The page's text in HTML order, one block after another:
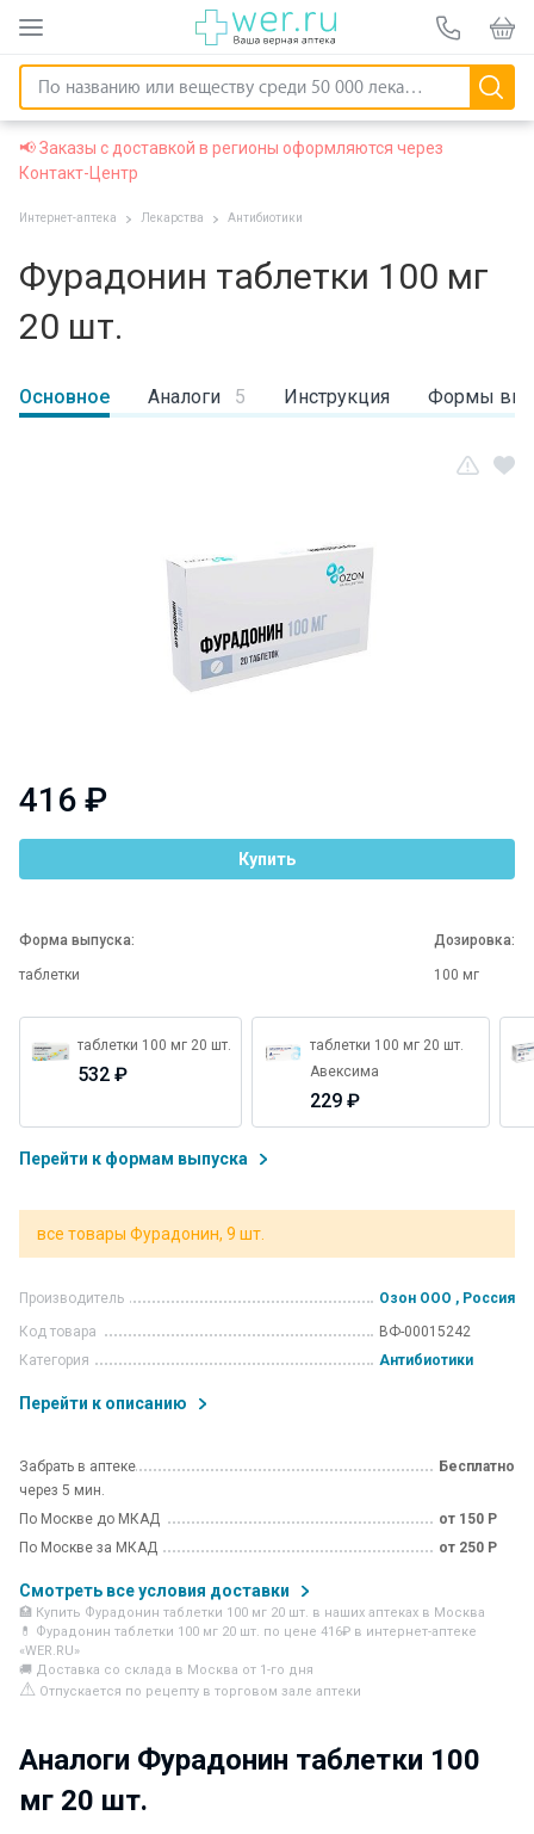
📢 Заказы с доставкой в регионы оформляются через
Контакт-Центр
Интернет-аптека Лекарства Антибиотики
Фурадонин таблетки 100 мг
20 шт.
Основное Аналоги 5 Инструкция Формы
416 ₽
Купить
Форма выпуска:
таблетки
Дозировка:
100 мг
таблетки 100 мг 20 шт.
532 ₽
таблетки 100 мг 20 шт.
Авексима
229 ₽
Перейти к формам выпуска
все товары Фурадонин, 9 шт.
Производитель
Озон ООО , Россия
Код товара
ВФ-00015242
Категория
Антибиотики
Перейти к описанию
Забрать в аптеке
через 5 мин.
Бесплатно
По Москве до МКАД
от 150 Р
По Москве за МКАД
от 250 Р
Смотреть все условия доставки
🏥 Купить Фурадонин таблетки 100 мг 20 шт. в наших аптеках в Москва
💊 Фурадонин таблетки 100 мг 20 шт. по цене 416₽ в интернет-аптеке
«WER.RU»
🚚 Доставка со склада в Москва от 1-го дня
⚠ Отпускается по рецепту в торговом зале аптеки
Аналоги Фурадонин таблетки 100
мг 20 шт.